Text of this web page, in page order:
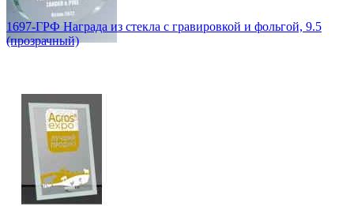
1697-ГРФ Награда из стекла с гравировкой и фольгой, 9.5
(прозрачный)